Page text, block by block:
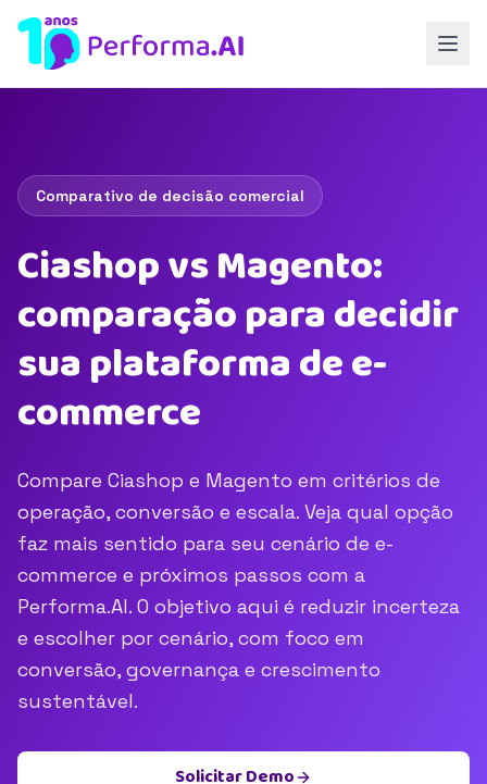
Comparativo de decisão comercial
Ciashop vs Magento:
comparação para decidir
sua plataforma de e-
commerce
Compare Ciashop e Magento em critérios de
operação, conversão e escala. Veja qual opção
faz mais sentido para seu cenário de e-
commerce e próximos passos com a
Performa.AI. O objetivo aqui é reduzir incerteza
e escolher por cenário, com foco em
conversão, governança e crescimento
sustentável.
Solicitar Demo